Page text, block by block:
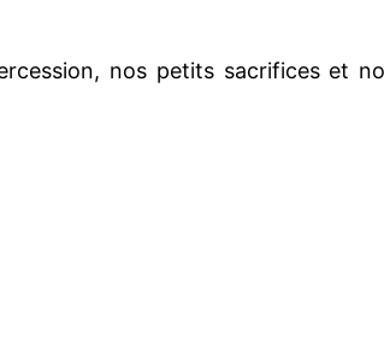
nos petits sacrifices et